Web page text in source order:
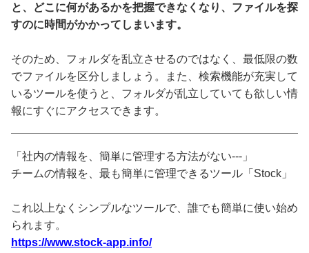
と、どこに何があるかを把握できなくなり、ファイルを探
すのに時間がかかってしまいます。
そのため、フォルダを乱立させるのではなく、最低限の数
でファイルを区分しましょう。また、検索機能が充実して
いるツールを使うと、フォルダが乱立していても欲しい情
報にすぐにアクセスできます。
「社内の情報を、簡単に管理する方法がない---」
チームの情報を、最も簡単に管理できるツール「Stock」
これ以上なくシンプルなツールで、誰でも簡単に使い始め
られます。
https://www.stock-app.info/